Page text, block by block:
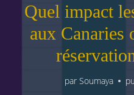
Quel impact
aux Canaries
par Soumaya